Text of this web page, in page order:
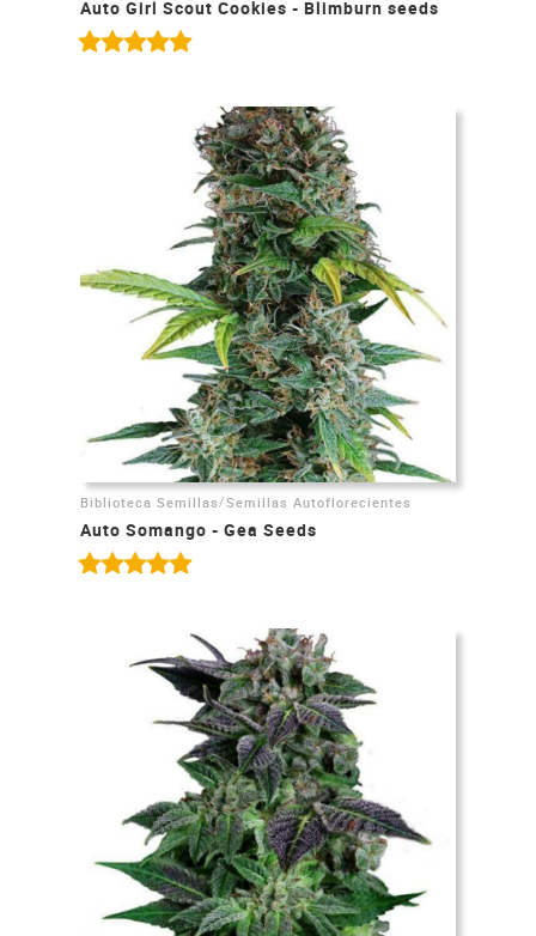
Auto Girl Scout Cookies - Blimburn seeds
Biblioteca Semillas/Semillas Autoflorecientes
Auto Somango - Gea Seeds